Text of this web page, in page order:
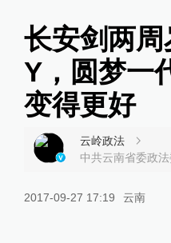
长安剑两
Y，圆梦一
变得更好
云岭政法
中共云南省委政
2017-09-27 17:19 云南